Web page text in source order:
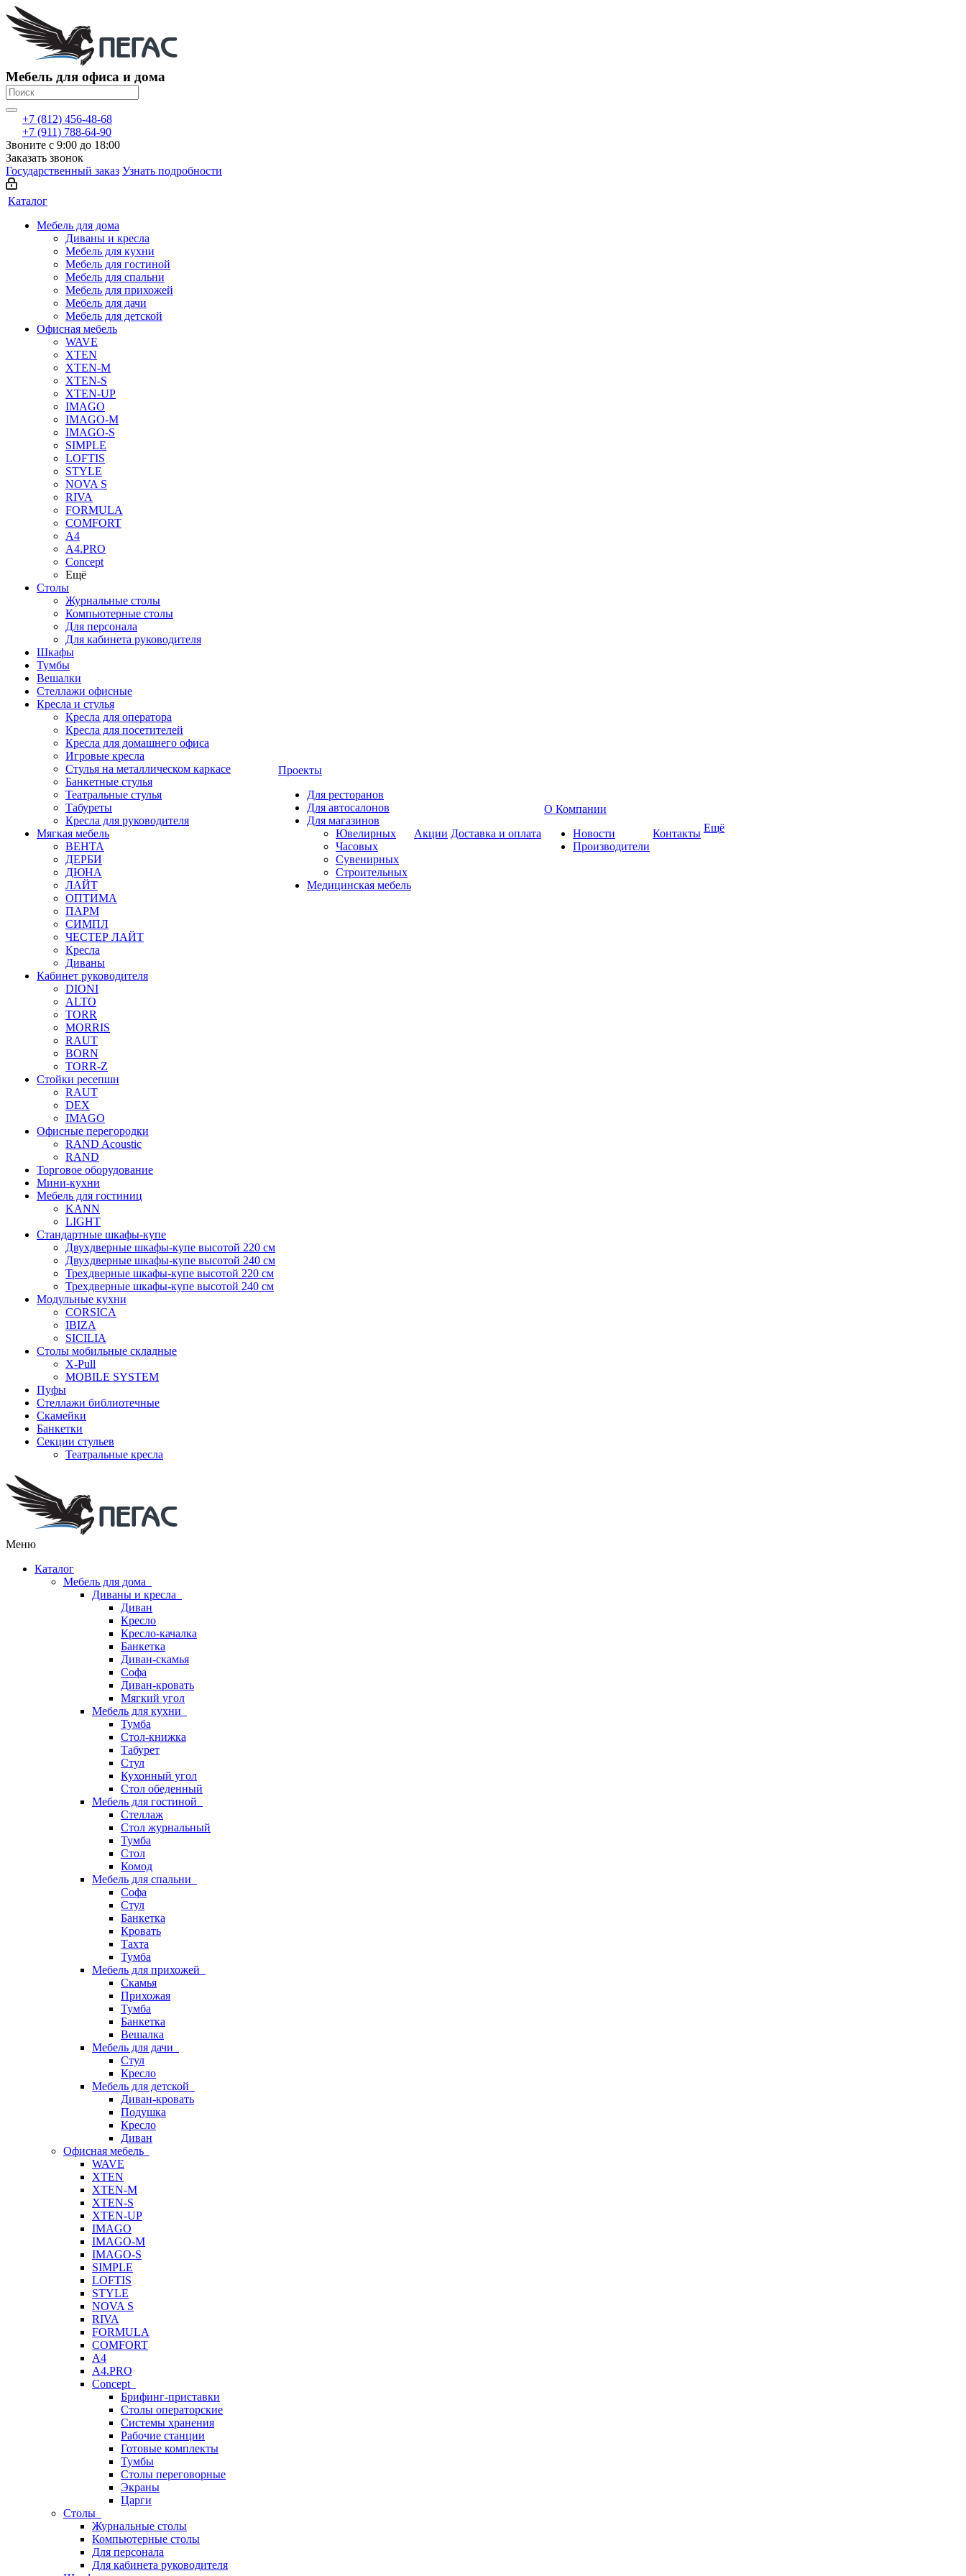
Мебель для офиса и дома
+7 (812) 456-48-68
+7 (911) 788-64-90
Звоните с 9:00 до 18:00
Заказать звонок
Государственный заказ Узнать подробности
Каталог
Мебель для дома
Диваны и кресла
Мебель для кухни
Мебель для гостиной
Мебель для спальни
Мебель для прихожей
Мебель для дачи
Мебель для детской
Офисная мебель
WAVE
XTEN
XTEN-M
XTEN-S
XTEN-UP
IMAGO
IMAGO-M
IMAGO-S
SIMPLE
LOFTIS
STYLE
NOVA S
RIVA
FORMULA
COMFORT
A4
A4.PRO
Concept
Ещё
Столы
Журнальные столы
Компьютерные столы
Для персонала
Для кабинета руководителя
Шкафы
Тумбы
Вешалки
Стеллажи офисные
Кресла и стулья
Кресла для оператора
Кресла для посетителей
Кресла для домашнего офиса
Игровые кресла
Стулья на металлическом каркасе
Банкетные стулья
Театральные стулья
Табуреты
Кресла для руководителя
Мягкая мебель
ВЕНТА
ДЕРБИ
ДЮНА
ЛАЙТ
ОПТИМА
ПАРМ
СИМПЛ
ЧЕСТЕР ЛАЙТ
Кресла
Диваны
Кабинет руководителя
DIONI
ALTO
TORR
MORRIS
RAUT
BORN
TORR-Z
Стойки ресепшн
RAUT
DEX
IMAGO
Офисные перегородки
RAND Acoustic
RAND
Торговое оборудование
Мини-кухни
Мебель для гостиниц
KANN
LIGHT
Стандартные шкафы-купе
Двухдверные шкафы-купе высотой 220 см
Двухдверные шкафы-купе высотой 240 см
Трехдверные шкафы-купе высотой 220 см
Трехдверные шкафы-купе высотой 240 см
Модульные кухни
CORSICA
IBIZA
SICILIA
Столы мобильные складные
X-Pull
MOBILE SYSTEM
Пуфы
Стеллажи библиотечные
Скамейки
Банкетки
Секции стульев
Театральные кресла
Проекты
Для ресторанов
Для автосалонов
Для магазинов
Ювелирных
Часовых
Сувенирных
Строительных
Медицинская мебель
Акции Доставка и оплата
О Компании
Новости
Производители
Контакты Ещё
Меню
Каталог
Мебель для дома
Диваны и кресла
Диван
Кресло
Кресло-качалка
Банкетка
Диван-скамья
Софа
Диван-кровать
Мягкий угол
Мебель для кухни
Тумба
Стол-книжка
Табурет
Стул
Кухонный угол
Стол обеденный
Мебель для гостиной
Стеллаж
Стол журнальный
Тумба
Стол
Комод
Мебель для спальни
Софа
Стул
Банкетка
Кровать
Тахта
Тумба
Мебель для прихожей
Скамья
Прихожая
Тумба
Банкетка
Вешалка
Мебель для дачи
Стул
Кресло
Мебель для детской
Диван-кровать
Подушка
Кресло
Диван
Офисная мебель
WAVE
XTEN
XTEN-M
XTEN-S
XTEN-UP
IMAGO
IMAGO-M
IMAGO-S
SIMPLE
LOFTIS
STYLE
NOVA S
RIVA
FORMULA
COMFORT
A4
A4.PRO
Concept
Брифинг-приставки
Столы операторские
Системы хранения
Рабочие станции
Готовые комплекты
Тумбы
Столы переговорные
Экраны
Царги
Столы
Журнальные столы
Компьютерные столы
Для персонала
Для кабинета руководителя